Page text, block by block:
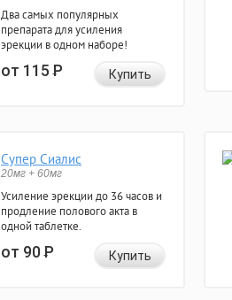
Два самых популярных
препарата для усиления
эрекции в одном наборе!
от 115Р Купить
Супер Сиалис
20мг + 60мг
Усиление эрекции до 36 часов и
продление полового акта в
одной таблетке.
от 90Р Купить